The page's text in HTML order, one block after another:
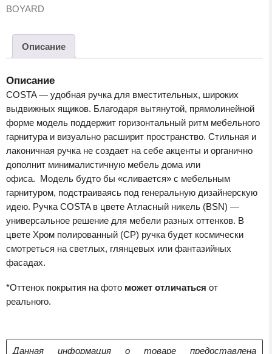
COSTA
BOYARD
Описание
Описание
COSTA — удобная ручка для вместительных, широких
выдвижных ящиков. Благодаря вытянутой, прямолинейной
форме модель поддержит горизонтальный ритм мебельного
гарнитура и визуально расширит пространство. Стильная и
лаконичная ручка не создает на себе акценты и органично
дополнит минималистичную мебель дома или
офиса. Модель будто бы «сливается» с мебельным
гарнитуром, подстраиваясь под генеральную дизайнерскую
идею. Ручка COSTA в цвете Атласный никель (BSN) —
универсальное решение для мебели разных оттенков. В
цвете Хром полированный (СР) ручка будет космически
смотреться на светлых, глянцевых или фантазийных
фасадах.
*Оттенок покрытия на фото может отличаться от
реального.
Данная информация о товаре предоставлена